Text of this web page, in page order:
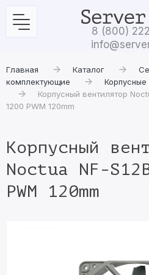
8 (800)
Главная Каталог
комплектующие
Корпусные
Корпусный вентилятор
1200 PWM 120mm
Корпусный
Noctua NF-
PWM 120mm